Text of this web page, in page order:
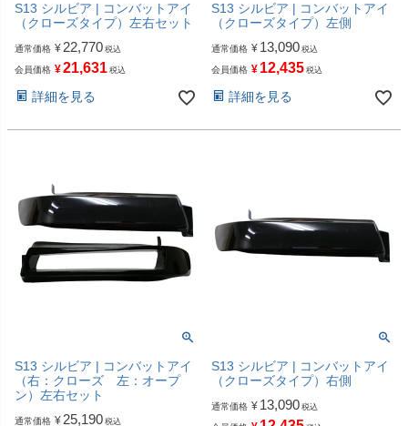
S13 シルビア | コンバットアイ
（クローズタイプ）左右セット
通常価格 ¥ 22,770 税込
会員価格 ¥21,631 税込
詳細を見る
S13 シルビア | コンバットアイ
（クローズタイプ）左側
通常価格 ¥ 13,090 税込
会員価格 ¥ 12,435 税込
詳細を見る
S13 シルビア | コンバットアイ
（右：クローズ 左：オープ
ン）左右セット
通常価格 ¥ 25,190 税込
S13 シルビア | コンバットアイ
（クローズタイプ）右側
通常価格 ¥ 13,090 税込